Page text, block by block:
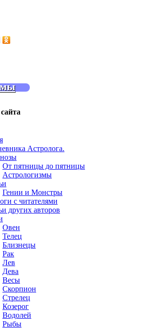
Астролога.
От пятницы до пятницы
Астрологизмы
Гении и Монстры
с читателями
других авторов
Овен
Телец
Близнецы
Рак
Лев
Дева
Весы
Скорпион
Стрелец
Козерог
Водолей
Рыбы